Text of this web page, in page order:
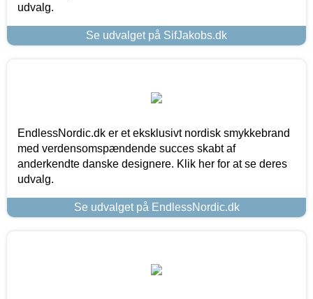
udvalg.
Se udvalget på SifJakobs.dk
EndlessNordic.dk er et eksklusivt nordisk smykkebrand
med verdensomspændende succes skabt af
anderkendte danske designere. Klik her for at se deres
udvalg.
Se udvalget på EndlessNordic.dk